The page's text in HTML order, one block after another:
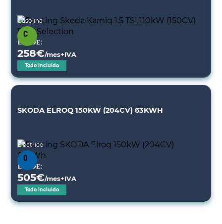
Gasolina
Desde:
258€/mes+IVA
Todo incluido
SKODA ELROQ 150KW (204CV) 63KWH
Eléctrico
Desde:
505€/mes+IVA
Todo incluido